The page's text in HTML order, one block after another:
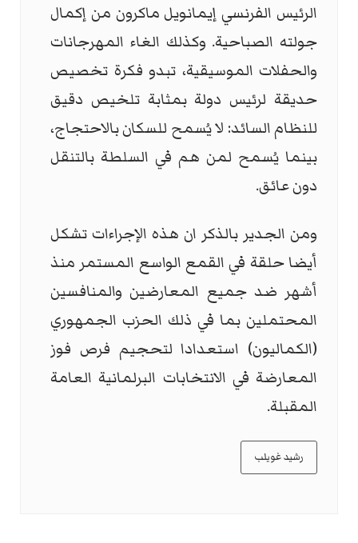
الرئيس الفرنسي إيمانويل ماكرون من إكمال
جولته الصباحية. وكذلك الغاء المهرجانات
والحفلات الموسيقية، تبدو فكرة تخصيص
حديقة لرئيس دولة بمثابة تلخيص دقيق
للنظام السائد: لا يُسمح للسكان بالاحتجاج،
بينما يُسمح لمن هم في السلطة بالتنقل
دون عائق.
ومن الجدير بالذكر ان هذه الإجراءات تشكل
أيضا حلقة في القمع الواسع المستمر منذ
أشهر ضد جميع المعارضين والمنافسين
المحتملين بما في ذلك الحزب الجمهوري
(الكماليون) استعدادا لتحجيم فرص فوز
المعارضة في الانتخابات البرلمانية العامة
المقبلة.
رشيد غويلب